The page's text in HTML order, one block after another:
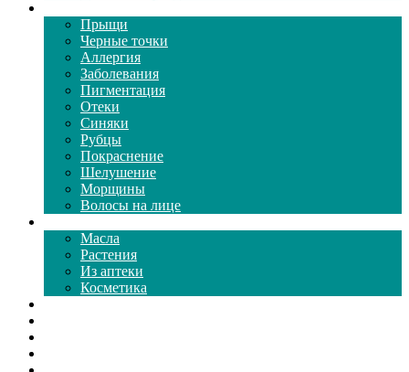
Прыщи
Черные точки
Аллергия
Заболевания
Пигментация
Отеки
Синяки
Рубцы
Покраснение
Шелушение
Морщины
Волосы на лице
Масла
Растения
Из аптеки
Косметика